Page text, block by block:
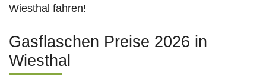
Wiesthal fahren!
Gasflaschen Preise 2026 in
Wiesthal